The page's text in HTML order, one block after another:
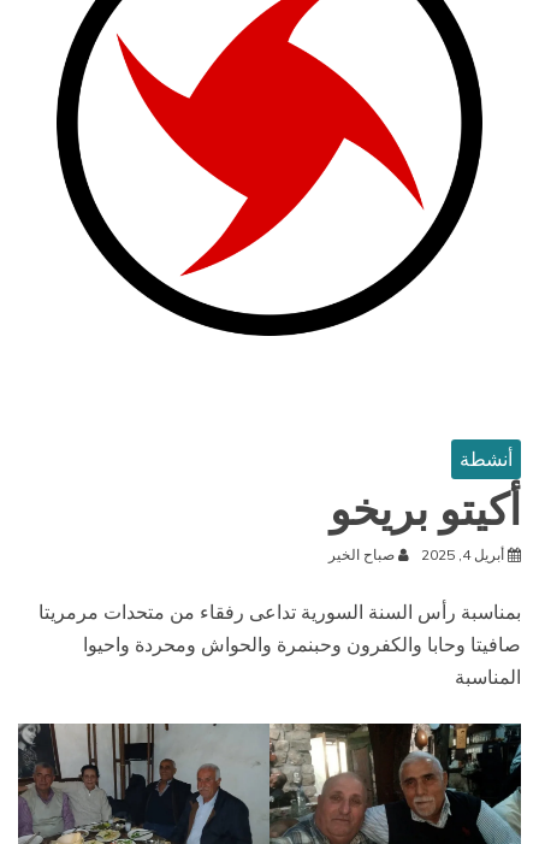
أنشطة
أكيتو بريخو
أبريل 4, 2025 صباح الخير
بمناسبة رأس السنة السورية تداعى رفقاء من متحدات مرمريتا
صافيتا وحابا والكفرون وحبنمرة والحواش ومحردة واحيوا
المناسبة